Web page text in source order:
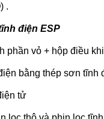
.
điện ESP
phần vỏ + hộp điều
bằng thép sơn tĩnh
tử